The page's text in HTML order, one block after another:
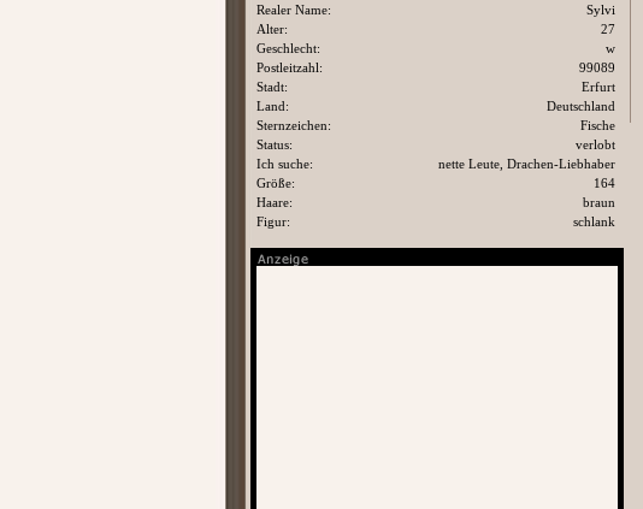
Realer Name:
Sylvi
Alter:
27
Geschlecht:
w
Postleitzahl:
99089
Stadt:
Erfurt
Land:
Deutschland
Sternzeichen:
Fische
Status:
verlobt
Ich suche:
nette Leute, Drachen-Liebhaber
Größe:
164
Haare:
braun
Figur:
schlank